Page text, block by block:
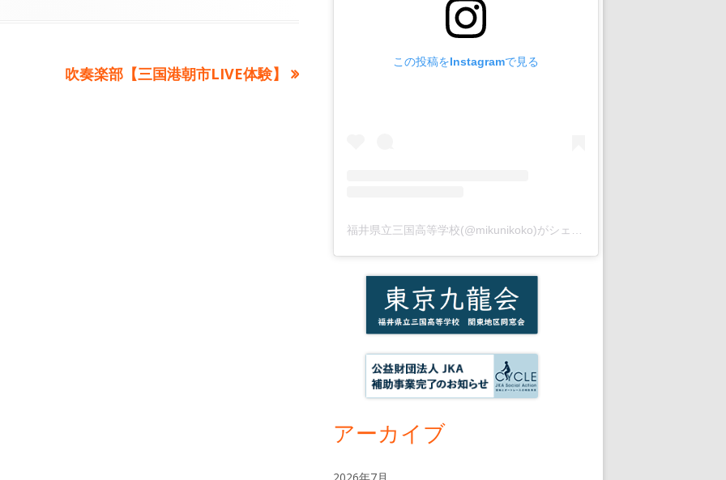
次
吹奏楽部【三国港朝市LIVE体験】
この投稿をInstagramで見る
アーカイブ